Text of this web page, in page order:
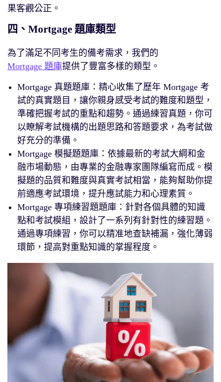
果客觀公正。
四、Mortgage 題庫類型
為了滿足不同考生的備考需求，我們的
Mortgage 題庫提供了豐富多樣的類型。
Mortgage 真題題庫：精心收集了歷年 Mortgage 考
試的真實題目，讓你親身感受考試的難度和題型，
準確把握考試的重點和趨勢。通過練習真題，你可
以瞭解考試機構的出題思路和答題要求，為考試做
好充分的準備。
Mortgage 模擬題題庫：依據最新的考試大綱和金
融市場動態，由專業的金融專家團隊編寫而成。模
擬題的品質和難度與真實考試相當，能夠幫助你提
前適應考試環境，提升應試能力和心理素質。
Mortgage 專項練習題題庫：針對各個具體的知識
點和考試模組，設計了一系列有針對性的練習題。
通過專項練習，你可以精准地查缺補漏，強化薄弱
環節，提高對重點知識的掌握程度。